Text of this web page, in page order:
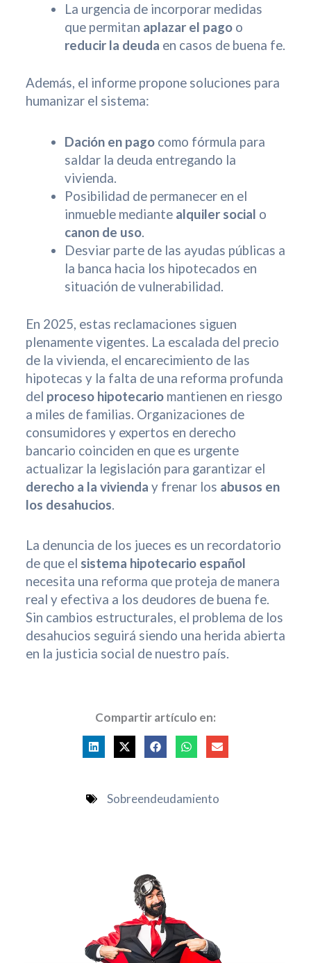
La urgencia de incorporar medidas
que permitan aplazar el pagoo
reducir la deuda en casos de buena fe.
Además, el informe propone soluciones para
humanizar el sistema:
Dación en pagocomo fórmula para
saldar la deuda entregando la
vivienda.
Posibilidad de permanecer en el
inmueble mediante alquiler social o
canon de uso.
Desviar parte de las ayudas públicas a
la banca hacia los hipotecados en
situación de vulnerabilidad.
En 2025, estas reclamaciones siguen
plenamente vigentes. La escalada del precio
de la vivienda, el encarecimiento de las
hipotecas y la falta de una reforma profunda
del proceso hipotecariomantienen en riesgo
a miles de familias. Organizaciones de
consumidores y expertos en derecho
bancario coinciden en que es urgente
actualizar la legislación para garantizar el
derecho a la vivienda y frenar los abusos en
los desahucios.
La denuncia de los jueces es un recordatorio
de que el sistema hipotecario español
necesita una reforma que proteja de manera
real y efectiva a los deudores de buena fe.
Sin cambios estructurales, el problema de los
desahucios seguirá siendo una herida abierta
en la justicia social de nuestro país.
Compartir artículo en:
Sobreendeudamiento